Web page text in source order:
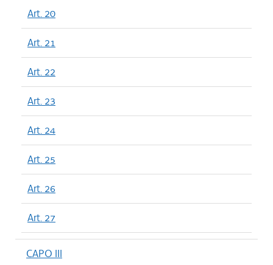
Art. 20
Art. 21
Art. 22
Art. 23
Art. 24
Art. 25
Art. 26
Art. 27
CAPO III